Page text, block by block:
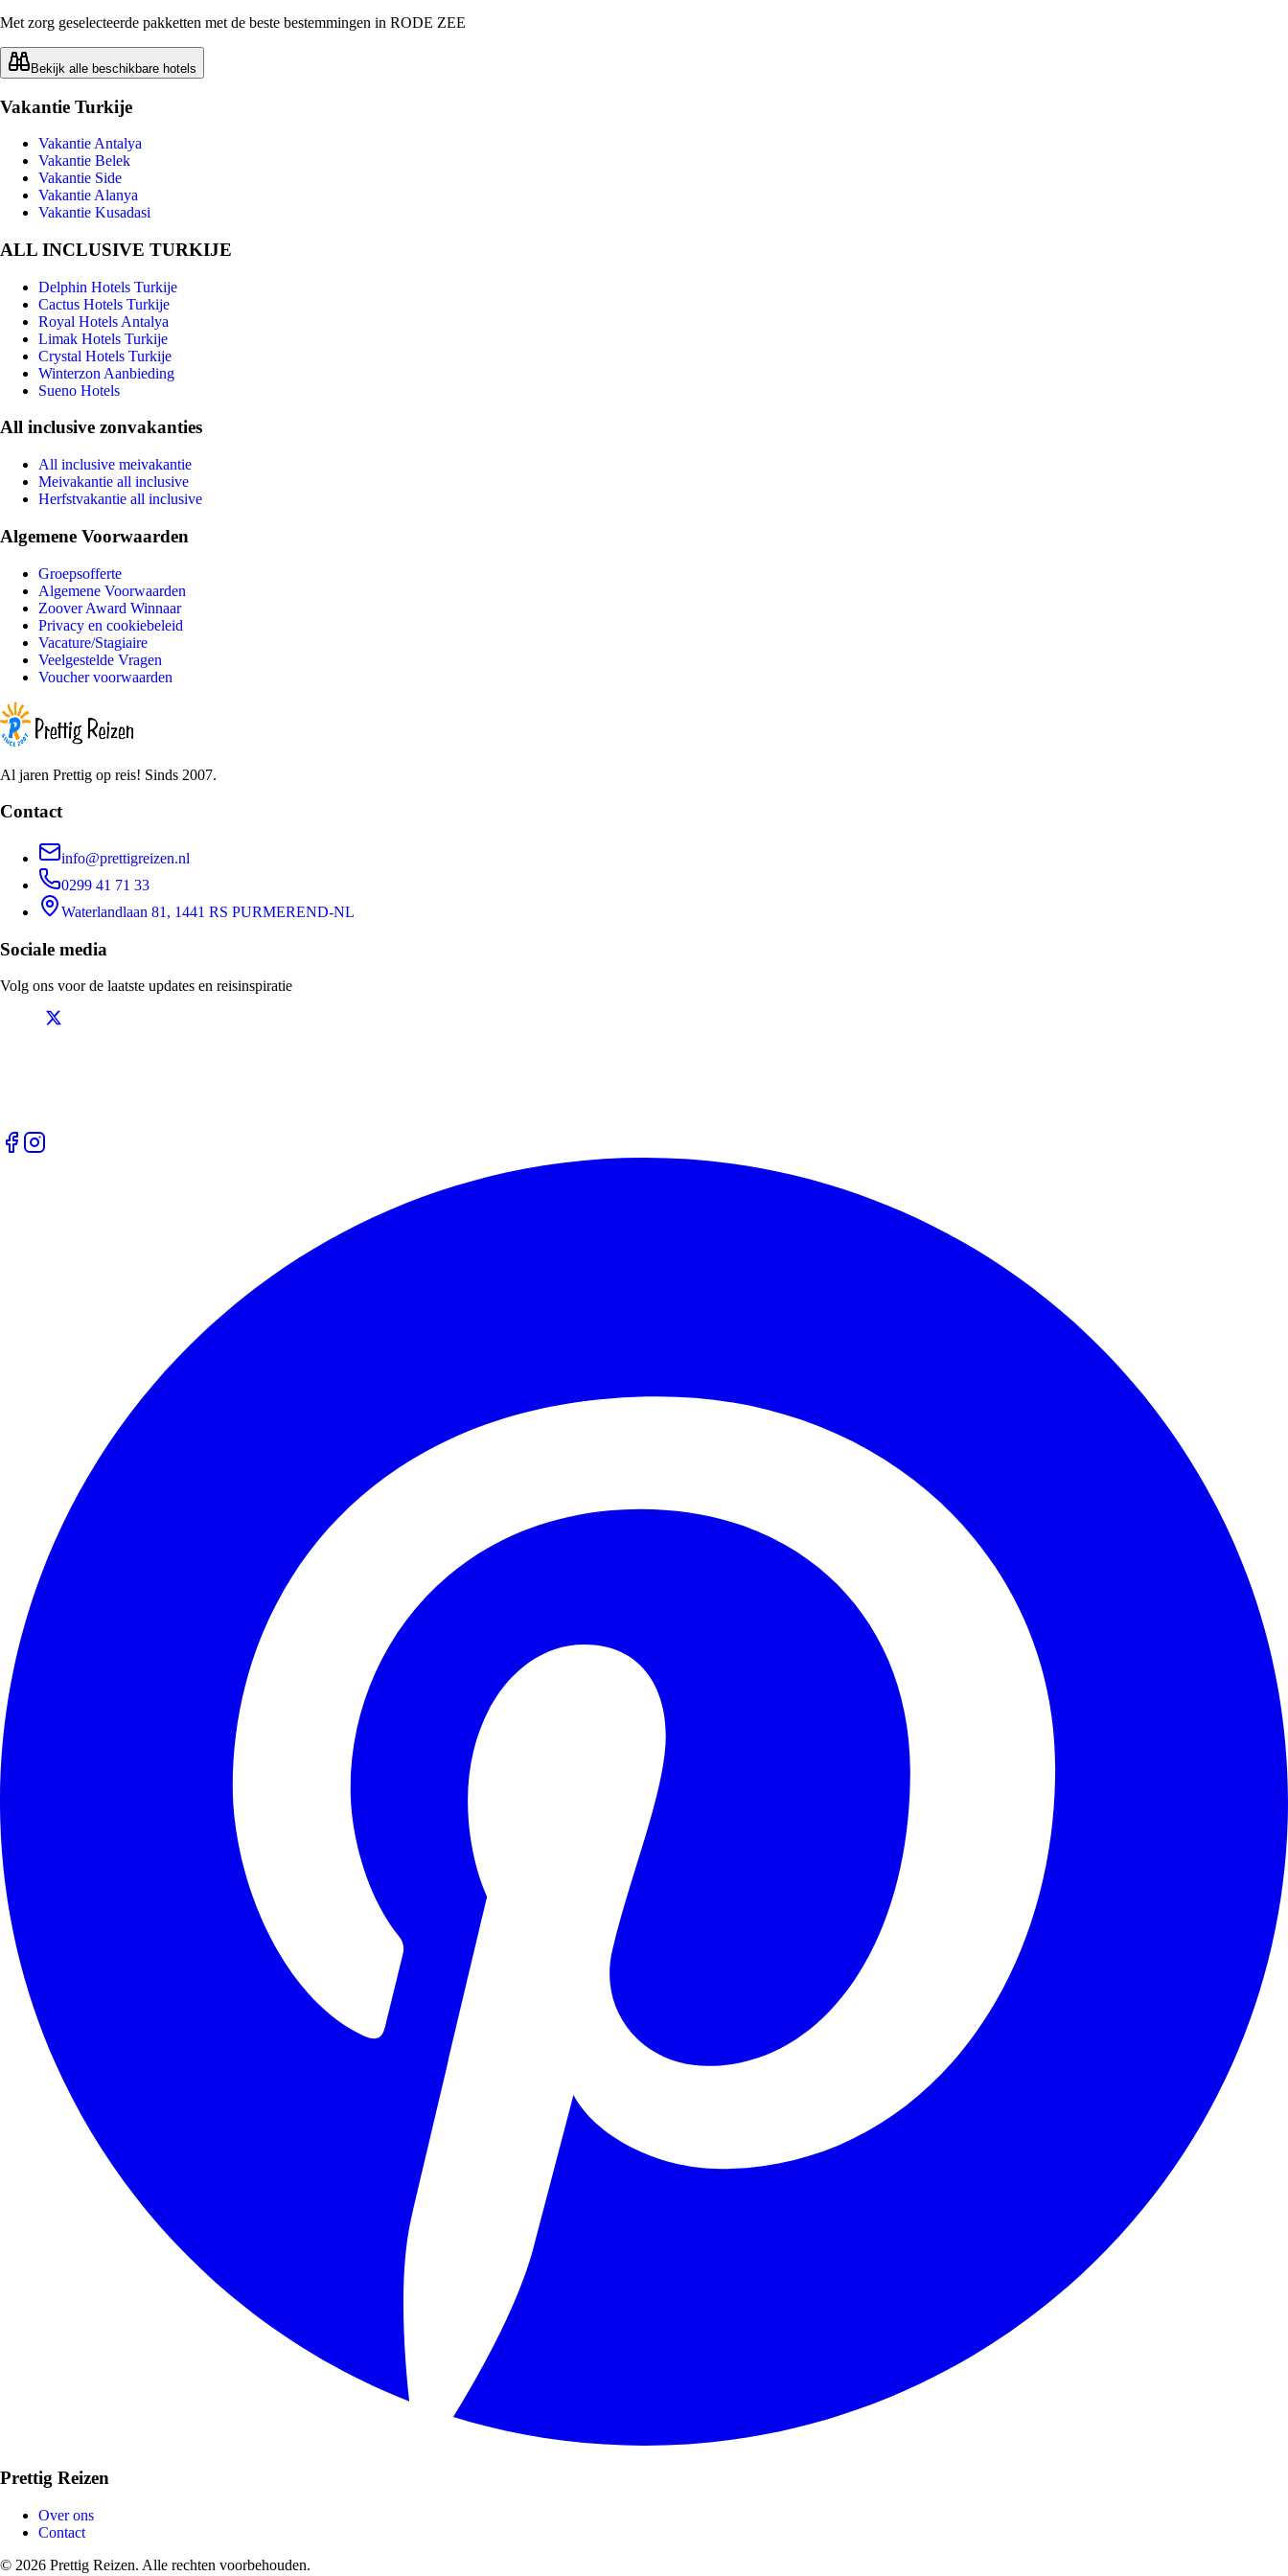
Met zorg geselecteerde pakketten met de beste bestemmingen in RODE ZEE
Bekijk alle beschikbare hotels
Vakantie Turkije
Vakantie Antalya
Vakantie Belek
Vakantie Side
Vakantie Alanya
Vakantie Kusadasi
ALL INCLUSIVE TURKIJE
Delphin Hotels Turkije
Cactus Hotels Turkije
Royal Hotels Antalya
Limak Hotels Turkije
Crystal Hotels Turkije
Winterzon Aanbieding
Sueno Hotels
All inclusive zonvakanties
All inclusive meivakantie
Meivakantie all inclusive
Herfstvakantie all inclusive
Algemene Voorwaarden
Groepsofferte
Algemene Voorwaarden
Zoover Award Winnaar
Privacy en cookiebeleid
Vacature/Stagiaire
Veelgestelde Vragen
Voucher voorwaarden
Al jaren Prettig op reis! Sinds 2007.
Contact
info@prettigreizen.nl
0299 41 71 33
Waterlandlaan 81, 1441 RS PURMEREND-NL
Sociale media
Volg ons voor de laatste updates en reisinspiratie
Prettig Reizen
Over ons
Contact
© 2026 Prettig Reizen. Alle rechten voorbehouden.